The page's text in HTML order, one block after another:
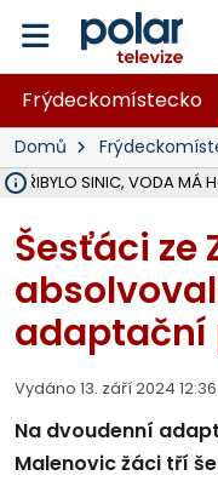
Frýdeckomístecko
Domů
PŘIBYLO SINIC, VODA MÁ
ÚOHS DAL ZÁTORU
Šesťáci ze
adaptační
Vydáno 13. září 2024 12:36
Na dvoudenní
Malenovic žáci tří